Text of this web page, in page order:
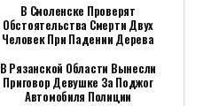
В Смоленске Проверят
Обстоятельства Смерти Двух
Человек При Падении Дерева
В Рязанской Области Вынесли
Приговор Девушке За Поджог
Автомобиля Полиции